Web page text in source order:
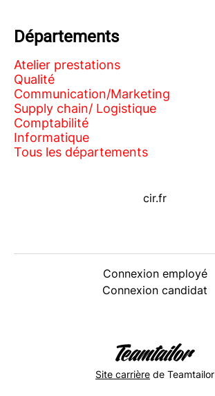
Départements
Atelier prestations
Qualité
Communication/Marketing
Supply chain/ Logistique
Comptabilité
Informatique
Tous les départements
cir.fr
Connexion employé
Connexion candidat
Site carrière de Teamtailor